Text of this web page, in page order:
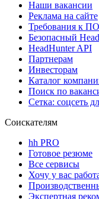
Наши вакансии
Реклама на сайте
Требования к ПО
Безопасный
HeadHunter API
Партнерам
Инвесторам
Каталог
Поиск по
Сетка: соцсеть
Соискателям
hh PRO
Готовое резюме
Все сервисы
Хочу у вас
Экспертная